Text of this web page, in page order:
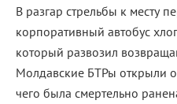
В разгар стрельбы к месту
корпоративный автобус
который развозил
Молдавские БТРы открыли
чего была смертельно